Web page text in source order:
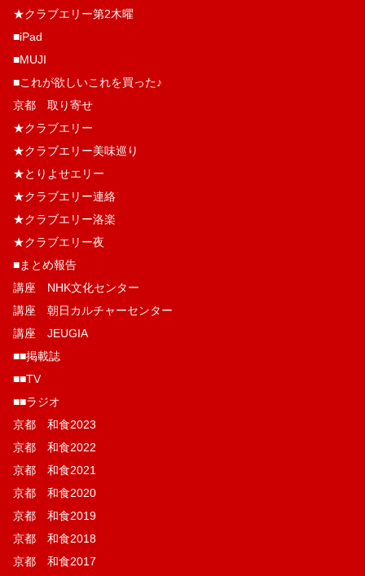
★クラブエリー第2木曜
■iPad
■MUJI
■これが欲しいこれを買った♪
京都 取り寄せ
★クラブエリー
★クラブエリー美味巡り
★とりよせエリー
★クラブエリー連絡
★クラブエリー洛楽
★クラブエリー夜
■まとめ報告
講座 NHK文化センター
講座 朝日カルチャーセンター
講座 JEUGIA
■■掲載誌
■■TV
■■ラジオ
京都 和食2023
京都 和食2022
京都 和食2021
京都 和食2020
京都 和食2019
京都 和食2018
京都 和食2017